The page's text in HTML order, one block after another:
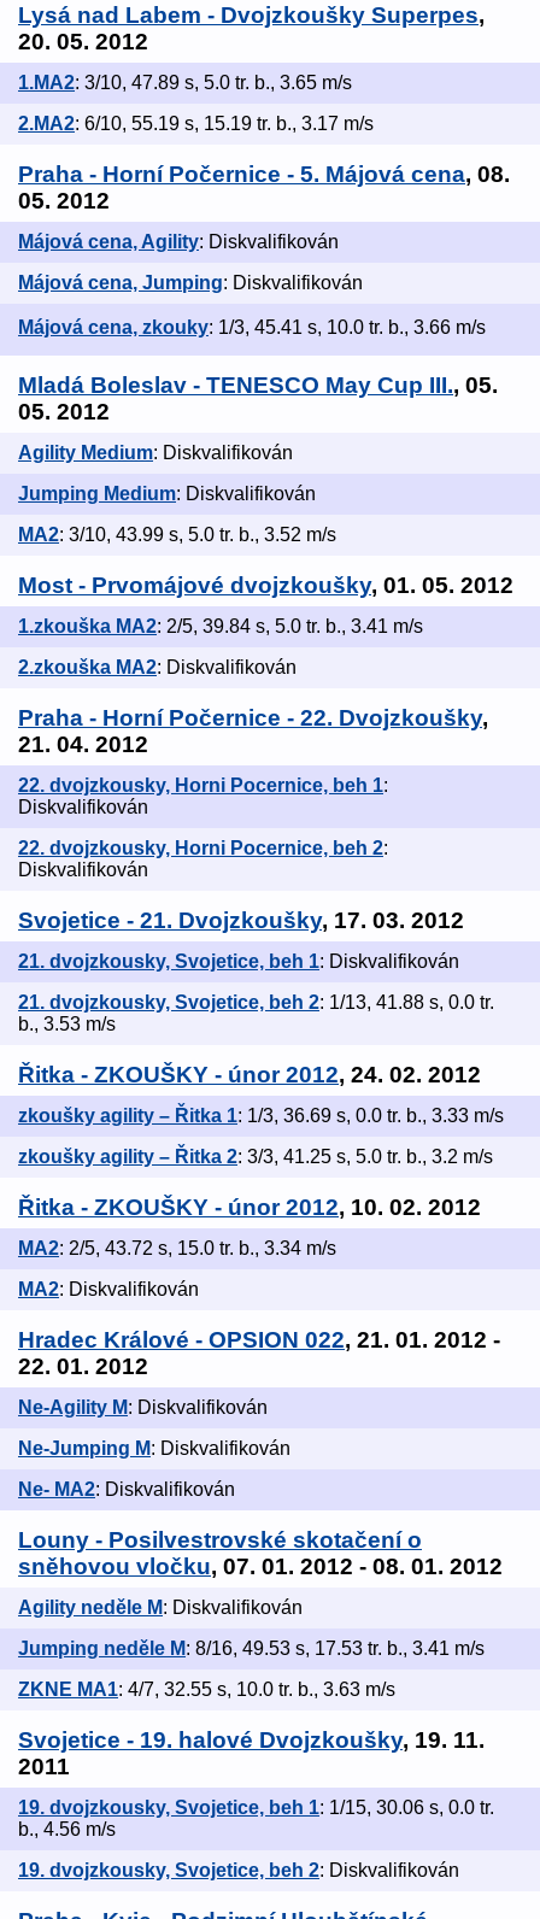
Lysá nad Labem - Dvojzkoušky Superpes,
20. 05. 2012
1.MA2: 3/10, 47.89 s, 5.0 tr. b., 3.65 m/s
2.MA2: 6/10, 55.19 s, 15.19 tr. b., 3.17 m/s
Praha - Horní Počernice - 5. Májová cena, 08.
05. 2012
Májová cena, Agility: Diskvalifikován
Májová cena, Jumping: Diskvalifikován
Májová cena, zkouky: 1/3, 45.41 s, 10.0 tr. b., 3.66 m/s
Mladá Boleslav - TENESCO May Cup III., 05.
05. 2012
Agility Medium: Diskvalifikován
Jumping Medium: Diskvalifikován
MA2: 3/10, 43.99 s, 5.0 tr. b., 3.52 m/s
Most - Prvomájové dvojzkoušky, 01. 05. 2012
1.zkouška MA2: 2/5, 39.84 s, 5.0 tr. b., 3.41 m/s
2.zkouška MA2: Diskvalifikován
Praha - Horní Počernice - 22. Dvojzkoušky,
21. 04. 2012
22. dvojzkousky, Horni Pocernice, beh 1:
Diskvalifikován
22. dvojzkousky, Horni Pocernice, beh 2:
Diskvalifikován
Svojetice - 21. Dvojzkoušky, 17. 03. 2012
21. dvojzkousky, Svojetice, beh 1: Diskvalifikován
21. dvojzkousky, Svojetice, beh 2: 1/13, 41.88 s, 0.0 tr.
b., 3.53 m/s
Řitka - ZKOUŠKY - únor 2012, 24. 02. 2012
zkoušky agility – Řitka 1: 1/3, 36.69 s, 0.0 tr. b., 3.33 m/s
zkoušky agility – Řitka 2: 3/3, 41.25 s, 5.0 tr. b., 3.2 m/s
Řitka - ZKOUŠKY - únor 2012, 10. 02. 2012
MA2: 2/5, 43.72 s, 15.0 tr. b., 3.34 m/s
MA2: Diskvalifikován
Hradec Králové - OPSION 022, 21. 01. 2012 -
22. 01. 2012
Ne-Agility M: Diskvalifikován
Ne-Jumping M: Diskvalifikován
Ne- MA2: Diskvalifikován
Louny - Posilvestrovské skotačení o
sněhovou vločku, 07. 01. 2012 - 08. 01. 2012
Agility neděle M: Diskvalifikován
Jumping neděle M: 8/16, 49.53 s, 17.53 tr. b., 3.41 m/s
ZKNE MA1: 4/7, 32.55 s, 10.0 tr. b., 3.63 m/s
Svojetice - 19. halové Dvojzkoušky, 19. 11.
2011
19. dvojzkousky, Svojetice, beh 1: 1/15, 30.06 s, 0.0 tr.
b., 4.56 m/s
19. dvojzkousky, Svojetice, beh 2: Diskvalifikován